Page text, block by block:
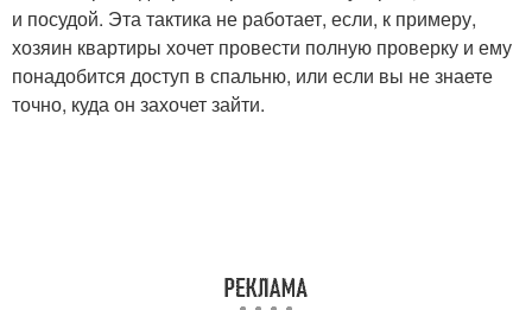
и посудой. Эта тактика не работает, если, к примеру,
хозяин квартиры хочет провести полную проверку и ему
понадобится доступ в спальню, или если вы не знаете
точно, куда он захочет зайти.